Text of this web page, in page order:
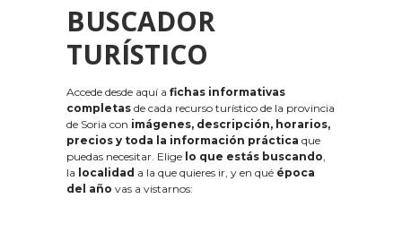
BUSCADOR
TURÍSTICO
Accede desde aquí a fichas informativas
completas de cada recurso turístico de la provincia
de Soria con imágenes, descripción, horarios,
precios y toda la información práctica que
puedas necesitar. Elige lo que estás buscando,
la localidad a la que quieres ir, y en qué época
del año vas a vistarnos: